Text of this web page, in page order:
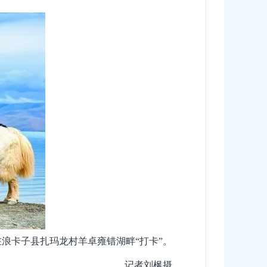
卡子县扎玛龙村羊卓雍错湖畔“打卡”。
记者刘枫摄